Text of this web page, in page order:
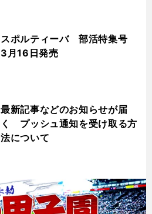
スポルティーバ 部活特集号
3月16日発売
最新記事などのお知らせが届
く プッシュ通知を受け取る方
法について